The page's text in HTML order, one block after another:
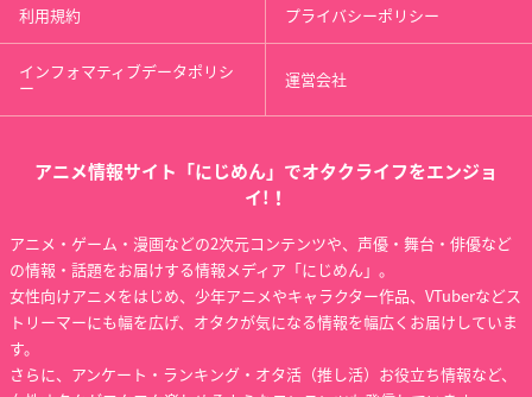
利用規約 プライバシーポリシー
インフォマティブデータポリシ
ー 運営会社
アニメ情報サイト「にじめん」でオタクライフをエンジョ
イ!！
アニメ・ゲーム・漫画などの2次元コンテンツや、声優・舞台・俳優など
の情報・話題をお届けする情報メディア「にじめん」。
女性向けアニメをはじめ、少年アニメやキャラクター作品、VTuberなどス
トリーマーにも幅を広げ、オタクが気になる情報を幅広くお届けしていま
す。
さらに、アンケート・ランキング・オタ活（推し活）お役立ち情報など、